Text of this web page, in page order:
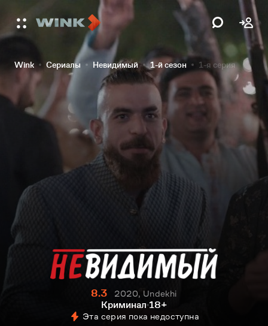
Wink Сериалы Невидимый 1-й сезон 1-я серия
8.3
2020, Undekhi
Криминал 18+
Эта серия пока недоступна